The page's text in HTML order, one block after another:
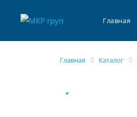
Главная
Главная Каталог